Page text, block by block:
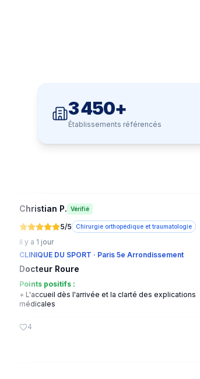
3 450+
Établissements référencés
Christian P. Vérifié
5/5 Chirurgie orthopédique et traumatologie
il y a 1 jour
CLINIQUE DU SPORT · Paris 5e Arrondissement
Docteur Roure
Points positifs :
+ L'accueil dès l'arrivée et la clarté des explications
médicales
4